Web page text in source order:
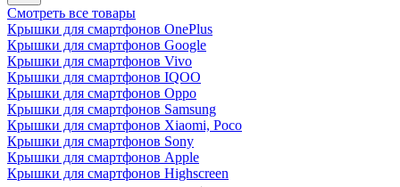
Смотреть все товары
Крышки для смартфонов OnePlus
Крышки для смартфонов Google
Крышки для смартфонов Vivo
Крышки для смартфонов IQOO
Крышки для смартфонов Oppo
Крышки для смартфонов Samsung
Крышки для смартфонов Xiaomi, Poco
Крышки для смартфонов Sony
Крышки для смартфонов Apple
Крышки для смартфонов Highscreen